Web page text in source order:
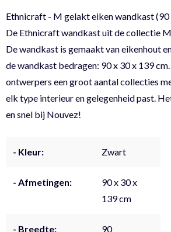
Ethnicraft - M gelakt eiken wandkast (90
De Ethnicraft wandkast uit de collectie
De wandkast is gemaakt van eikenhout
de wandkast bedragen: 90 x 30 x 139
ontwerpers een groot aantal collecties
elk type interieur en gelegenheid past.
en snel bij Nouvez!
- Kleur: Zwart
- Afmetingen:
90 x 30 x
139 cm
- Breedte:
90